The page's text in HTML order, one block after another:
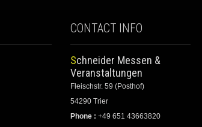
CONTACT INFO
Schneider Messen &
Veranstaltungen
Fleischstr. 59 (Posthof)
54290 Trier
Phone : +49 651 43663820